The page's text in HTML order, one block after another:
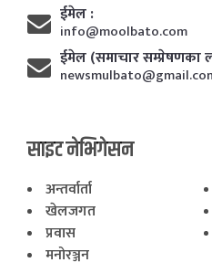
ईमेल :
info@moolbato.com
ईमेल (समाचार सम्प्रेषणका
साइट नेभिगेसन
अन्तर्वार्ता
खेलजगत
प्रवास
मनोरञ्जन